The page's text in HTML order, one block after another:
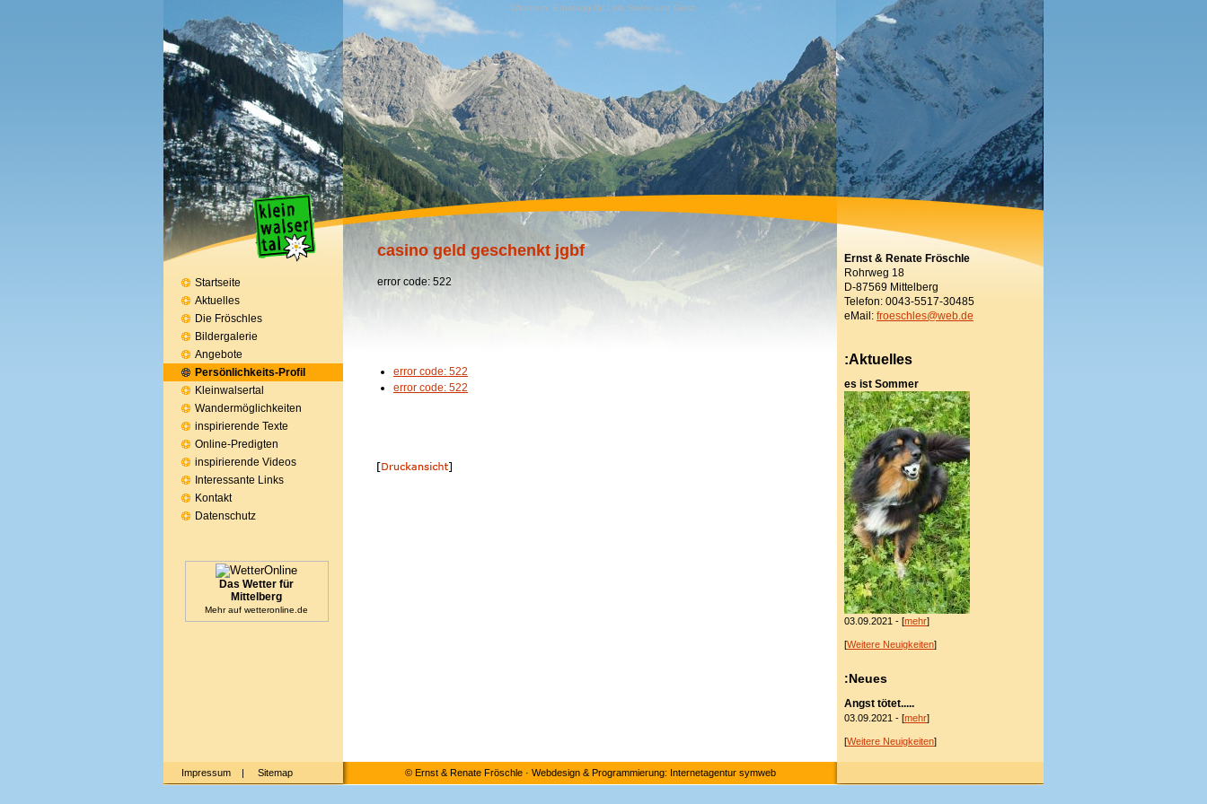
Wandern, Erholung für Leib,Seele und Geist,
casino geld geschenkt jgbf
error code: 522
error code: 522
error code: 522
Startseite
Aktuelles
Die Fröschles
Bildergalerie
Angebote
Persönlichkeits-Profil
Kleinwalsertal
Wandermöglichkeiten
inspirierende Texte
Online-Predigten
inspirierende Videos
Interessante Links
Kontakt
Datenschutz
Das Wetter für
Mittelberg
Mehr auf wetteronline.de
Ernst & Renate Fröschle
Rohrweg 18
D-87569 Mittelberg
Telefon: 0043-5517-30485
eMail: froeschles@web.de
:Aktuelles
es ist Sommer
03.09.2021 - [mehr]
[Weitere Neuigkeiten]
:Neues
Angst tötet.....
03.09.2021 - [mehr]
[Weitere Neuigkeiten]
Impressum | Sitemap © Ernst & Renate Fröschle· Webdesign & Programmierung: Internetagentur symweb